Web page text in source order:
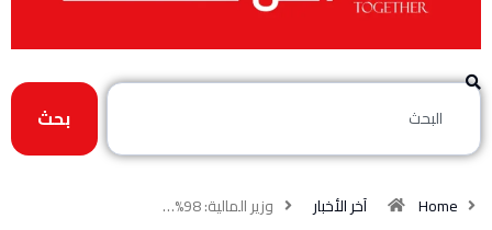
بحث
Home آخر الأخبار وزير المالية: 98%…